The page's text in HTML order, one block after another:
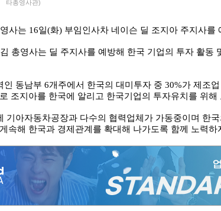
타총영사관)
사는 16일(화) 부임인사차 네이슨 딜 조지아 주지사를
총영사는 딜 주지사를 예방해 한국 기업의 투자 활동
인 동남부 6개주에서 한국의 대미투자 중 30%가 제조
조지아를 한국에 알리고 한국기업의 투자유치를 위해
기아자동차공장과 다수의 협력업체가 가동중이며 한
속해 한국과 경제관계를 확대해 나가도록 함께 노력하